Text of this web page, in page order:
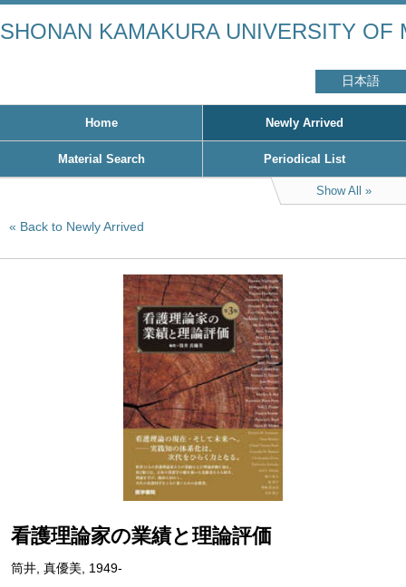
SHONAN KAMAKURA UNIVERSITY OF
日本語
Home Newly Arrived
Material Search Periodical List
Show All
Back to Newly Arrived
看護理論家の業績と理論評価
筒井, 真優美, 1949-